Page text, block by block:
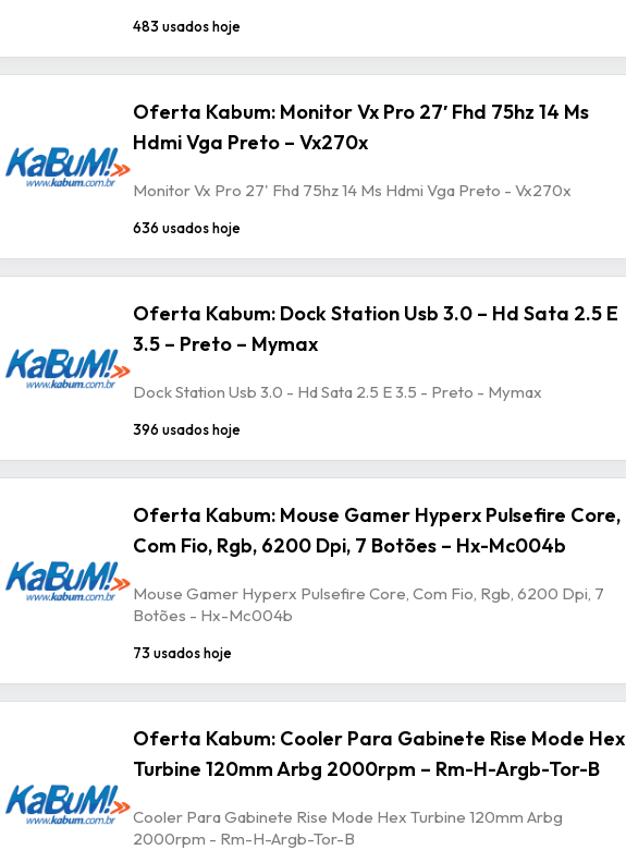
483 usados hoje
Oferta Kabum: Monitor Vx Pro 27′ Fhd 75hz 14 Ms
Hdmi Vga Preto – Vx270x
Monitor Vx Pro 27' Fhd 75hz 14 Ms Hdmi Vga Preto - Vx270x
636 usados hoje
Oferta Kabum: Dock Station Usb 3.0 – Hd Sata 2.5 E
3.5 – Preto – Mymax
Dock Station Usb 3.0 - Hd Sata 2.5 E 3.5 - Preto - Mymax
396 usados hoje
Oferta Kabum: Mouse Gamer Hyperx Pulsefire Core,
Com Fio, Rgb, 6200 Dpi, 7 Botões – Hx-Mc004b
Mouse Gamer Hyperx Pulsefire Core, Com Fio, Rgb, 6200 Dpi, 7
Botões - Hx-Mc004b
73 usados hoje
Oferta Kabum: Cooler Para Gabinete Rise Mode Hex
Turbine 120mm Arbg 2000rpm – Rm-H-Argb-Tor-B
Cooler Para Gabinete Rise Mode Hex Turbine 120mm Arbg
2000rpm - Rm-H-Argb-Tor-B